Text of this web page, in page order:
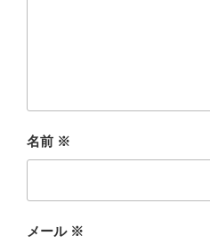
名前 ※
メール ※